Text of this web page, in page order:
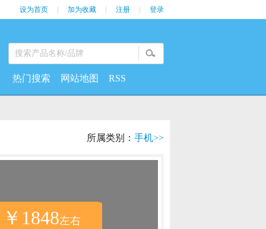
设为首页 加为收藏 注册 登录
热门搜索 网站地图 RSS
所属类别： 手机>>
￥1848左右